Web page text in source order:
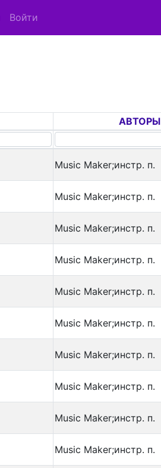
Войти
АВТОРЫ
Music Maker;инстр. п.
Music Maker;инстр. п.
Music Maker;инстр. п.
Music Maker;инстр. п.
Music Maker;инстр. п.
Music Maker;инстр. п.
Music Maker;инстр. п.
Music Maker;инстр. п.
Music Maker;инстр. п.
Music Maker;инстр. п.